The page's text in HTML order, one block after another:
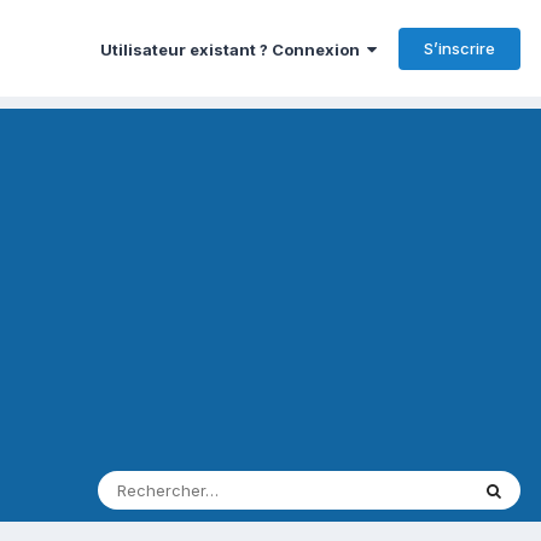
Utilisateur existant ? Connexion S’inscrire